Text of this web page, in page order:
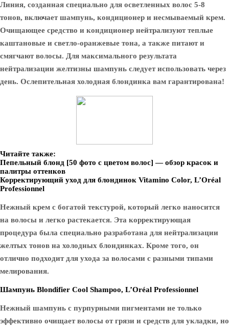
Линия, созданная специально для осветленных волос 5-8
тонов, включает шампунь, кондиционер и несмываемый крем.
Очищающее средство и кондиционер нейтрализуют теплые
каштановые и светло-оранжевые тона, а также питают и
смягчают волосы. Для максимального результата
нейтрализации желтизны шампунь следует использовать через
день. Ослепительная холодная блондинка вам гарантирована!
Читайте также:
Пепельный блонд [50 фото с цветом волос] — обзор красок и
палитры оттенков
Корректирующий уход для блондинок Vitamino Color, L’Oréal
Professionnel
Нежный крем с богатой текстурой, который легко наносится
на волосы и легко растекается. Эта корректирующая
процедура была специально разработана для нейтрализации
желтых тонов на холодных блондинках. Кроме того, он
отлично подходит для ухода за волосами с разными типами
мелирования.
Шампунь Blondifier Cool Shampoo, L’Oréal Professionnel
Нежный шампунь с пурпурными пигментами не только
эффективно очищает волосы от грязи и средств для укладки, но